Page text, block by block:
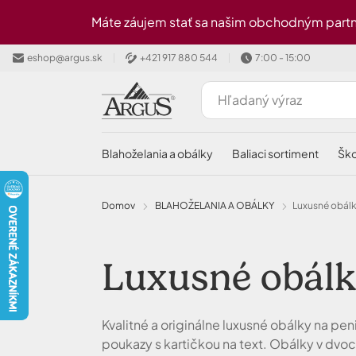
Máte záujem stať sa našim obchodným
eshop@argus.sk +421 917 880 544 7:00 - 15:00
blahoželania a obálky baliaci sortiment
Domov BLAHOŽELANIA A OBÁLKY Luxusné
Luxusné
Kvalitné a originálne luxusné obálky na
poukazy s kartičkou na text. Obálky v